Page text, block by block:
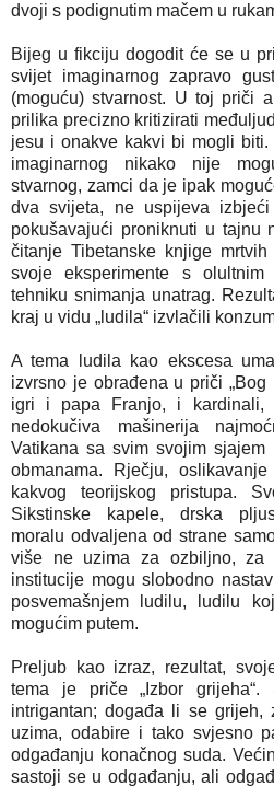
dvoji s podignutim mačem u
Bijeg u fikciju dogodit će se u
svijet imaginarnog zapravo
(moguću) stvarnost. U toj priči
prilika precizno kritizirati
jesu i onakve kakvi bi mogli
imaginarnog nikako nije
stvarnog, zamci da je ipak
dva svijeta, ne uspijeva
pokušavajući proniknuti u tajnu
čitanje Tibetanske knjige
svoje eksperimente s olultnim
tehniku snimanja unatrag.
kraj u vidu „ludila“ izvlačili
A tema ludila kao ekscesa
izvrsno je obrađena u priči
igri i papa Franjo, i kardinali,
nedokučiva mašinerija
Vatikana sa svim svojim sjajem
obmanama. Rječju,
kakvog teorijskog pristupa.
Sikstinske kapele, drska
moralu odvaljena od strane
više ne uzima za ozbiljno, za
institucije mogu slobodno
posvemašnjem ludilu, ludilu
mogućim putem.
Preljub kao izraz, rezultat,
tema je priče „Izbor
intrigantan; događa li se
uzima, odabire i tako svjesno
odgađanju konačnog suda.
sastoji se u odgađanju, ali